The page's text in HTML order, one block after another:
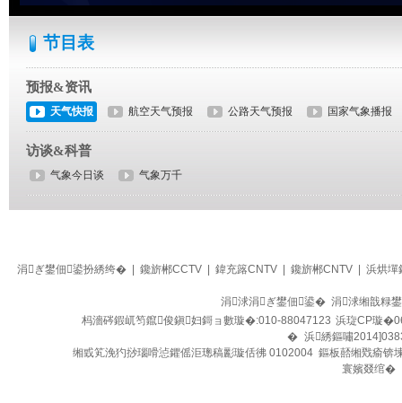
节目表
预报&资讯
天气快报 航空天气预报 公路天气预报 国家气象播报
访谈&科普
气象今日谈 气象万千
生活
涓ぎ鐢佃鍙扮綉绔� 鑱旂郴CCTV 鍏充簬CNTV 鑱旂郴CNTV 浜烘墠
涓浗涓ぎ鐢佃鍙� 涓浗缃戠粶
杩濇硶鍜屼笉鑹俊鎭妇鎶ョ數璇�:010-88047123 浜琁CP璇
� 浜綉鏂嘯
缃戜笂浼犳挱瑙嗗惉鑺傜洰璁稿彲璇佸彿 0102004 鏂板嚭缃戣瘉
寰嬪叕绾�